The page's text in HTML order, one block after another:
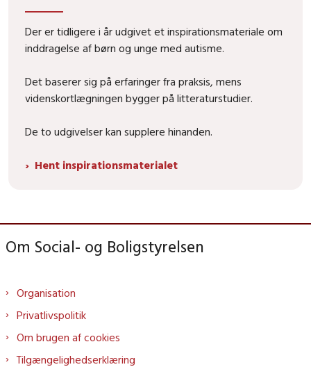
Der er tidligere i år udgivet et inspirationsmateriale om
inddragelse af børn og unge med autisme.
Det baserer sig på erfaringer fra praksis, mens
videnskortlægningen bygger på litteraturstudier.
De to udgivelser kan supplere hinanden.
Hent inspirationsmaterialet
Om Social- og Boligstyrelsen
Organisation
Privatlivspolitik
Om brugen af cookies
Tilgængelighedserklæring